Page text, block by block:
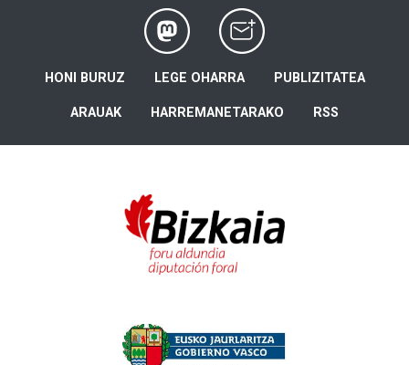
HONI BURUZ LEGE OHARRA PUBLIZITATEA
ARAUAK HARREMANETARAKO RSS